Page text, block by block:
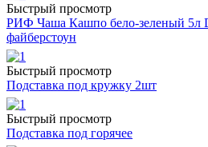
Быстрый просмотр
РИФ Чаша Кашпо бело-зеленый 5л
файберстоун
Быстрый просмотр
Подставка под кружку 2шт
Быстрый просмотр
Подставка под горячее